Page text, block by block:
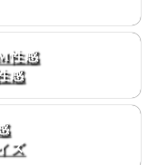
性感
感
ズ